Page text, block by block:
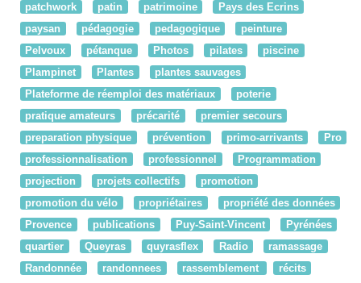
patchwork
patin patrimoine
Pays des Ecrins
paysan
pédagogie pedagogique
peinture
Pelvoux
pétanque Photos pilates
piscine
Plampinet
Plantes
plantes sauvages
Plateforme de réemploi des matériaux
poterie
pratique amateurs
précarité
premier secours
preparation physique
prévention primo-arrivants
Pro
professionnalisation
professionnel
Programmation
projection
projets collectifs
promotion
promotion du vélo
propriétaires
propriété des données
Provence
publications Puy-Saint-Vincent
Pyrénées
quartier
Queyras quyrasflex Radio
ramassage
Randonnée
randonnees rassemblement
récits